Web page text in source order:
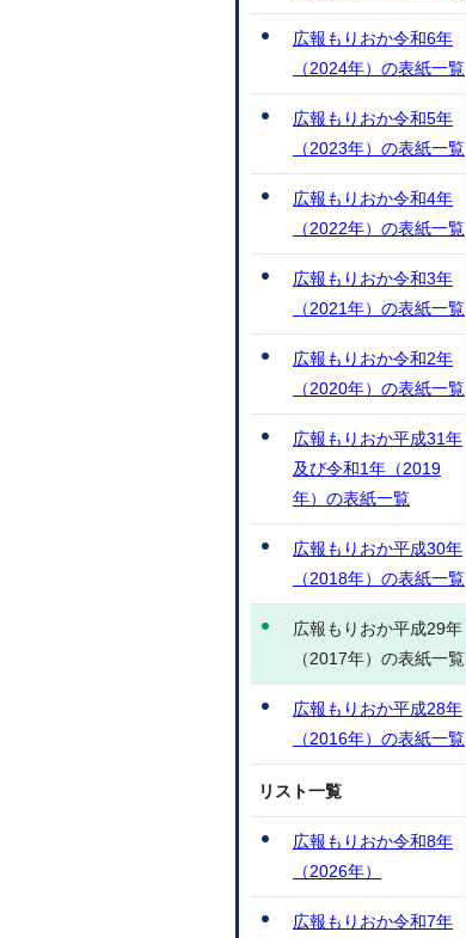
広報もりおか令和6年
（2024年）の表紙一覧
広報もりおか令和5年
（2023年）の表紙一覧
広報もりおか令和4年
（2022年）の表紙一覧
広報もりおか令和3年
（2021年）の表紙一覧
広報もりおか令和2年
（2020年）の表紙一覧
広報もりおか平成31年
及び令和1年（2019
年）の表紙一覧
広報もりおか平成30年
（2018年）の表紙一覧
広報もりおか平成29年
（2017年）の表紙一覧
広報もりおか平成28年
（2016年）の表紙一覧
リスト一覧
広報もりおか令和8年
（2026年）
広報もりおか令和7年